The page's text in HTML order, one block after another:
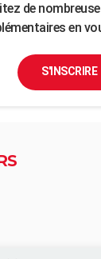
de
en
S'INSCRIRE